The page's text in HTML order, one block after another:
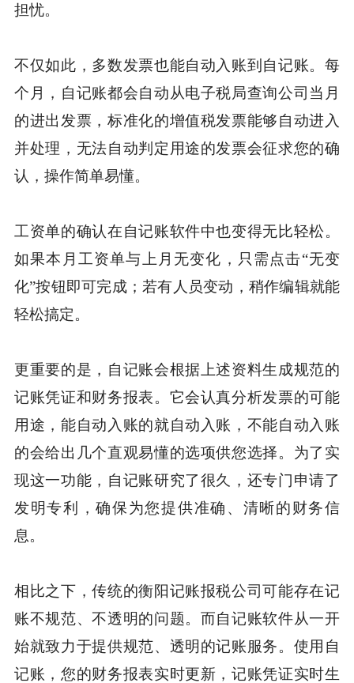
担忧。
不仅如此，多数发票也能自动入账到自记账。每
个月，自记账都会自动从电子税局查询公司当月
的进出发票，标准化的增值税发票能够自动进入
并处理，无法自动判定用途的发票会征求您的确
认，操作简单易懂。
工资单的确认在自记账软件中也变得无比轻松。
如果本月工资单与上月无变化，只需点击“无变
化”按钮即可完成；若有人员变动，稍作编辑就能
轻松搞定。
更重要的是，自记账会根据上述资料生成规范的
记账凭证和财务报表。它会认真分析发票的可能
用途，能自动入账的就自动入账，不能自动入账
的会给出几个直观易懂的选项供您选择。为了实
现这一功能，自记账研究了很久，还专门申请了
发明专利，确保为您提供准确、清晰的财务信
息。
相比之下，传统的衡阳记账报税公司可能存在记
账不规范、不透明的问题。而自记账软件从一开
始就致力于提供规范、透明的记账服务。使用自
记账，您的财务报表实时更新，记账凭证实时生